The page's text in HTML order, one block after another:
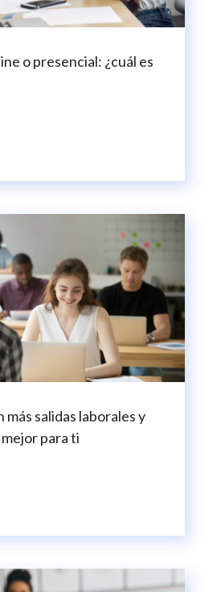
o presencial: ¿cuál es
más salidas laborales y
para ti